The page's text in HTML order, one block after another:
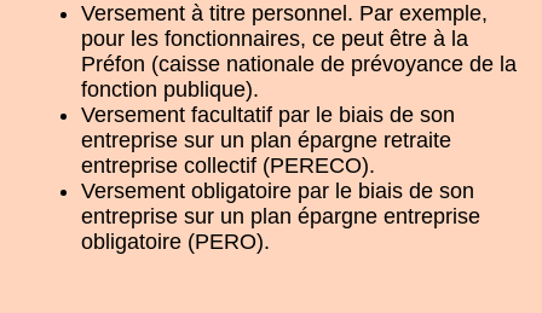
Versement à titre personnel. Par exemple,
pour les fonctionnaires, ce peut être à la
Préfon (caisse nationale de prévoyance de la
fonction publique).
Versement facultatif par le biais de son
entreprise sur un plan épargne retraite
entreprise collectif (PERECO).
Versement obligatoire par le biais de son
entreprise sur un plan épargne entreprise
obligatoire (PERO).